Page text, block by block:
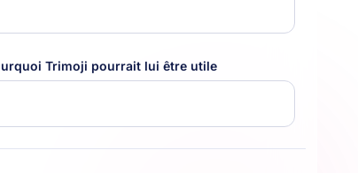
Trimoji pourrait lui être utile